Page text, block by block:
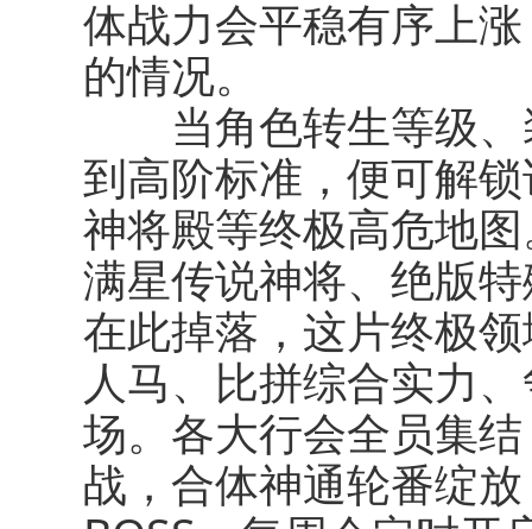
体战力会平稳有序上
的情况。
当角色转生等级、
到高阶标准，便可解
神将殿等终极高危地
满星传说神将、绝版
在此掉落，这片终极
人马、比拼综合实力
场。各大行会全员集
战，合体神通轮番绽